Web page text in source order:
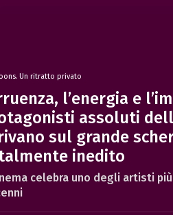
Un ritratto privato
l’energia e
assoluti
sul grande
inedito
celebra uno degli artisti